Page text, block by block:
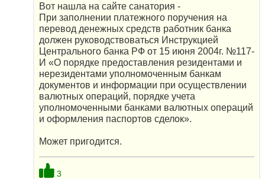
Вот нашла на сайте санатория -
При заполнении платежного поручения на
перевод денежных средств работник банка
должен руководствоваться Инструкцией
Центрального банка РФ от 15 июня 2004г. №117-
И «О порядке предоставления резидентами и
нерезидентами уполномоченным банкам
документов и информации при осуществлении
валютных операций, порядке учета
уполномоченными банками валютных операций
и оформления паспортов сделок».
Может пригодится.
3